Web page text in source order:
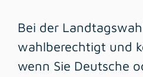
Bei der
wahlberechtigt und
wenn Sie Deutsche